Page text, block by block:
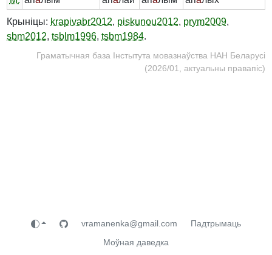
Крыніцы: krapivabr2012, piskunou2012, prym2009,
sbm2012, tsblm1996, tsbm1984.
Граматычная база Інстытута мовазнаўства НАН Беларусі
(2026/01, актуальны правапіс)
vramanenka@gmail.com
Падтрымаць
Моўная даведка